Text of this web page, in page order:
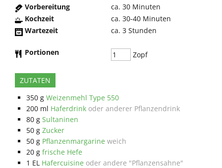
Vorbereitung ca. 30 Minuten
Kochzeit
ca. 30-40 Minuten
Wartezeit
ca. 3 Stunden
Portionen Zopf
ZUTATEN
350 g Weizenmehl Type 550
200 ml Haferdrink oder anderer Pflanzendrink
80 g Sultaninen
50 g Zucker
50 g Pflanzenmargarine weich
20 g frische Hefe
1 EL Hafercuisine oder andere "Pflanzensahne"